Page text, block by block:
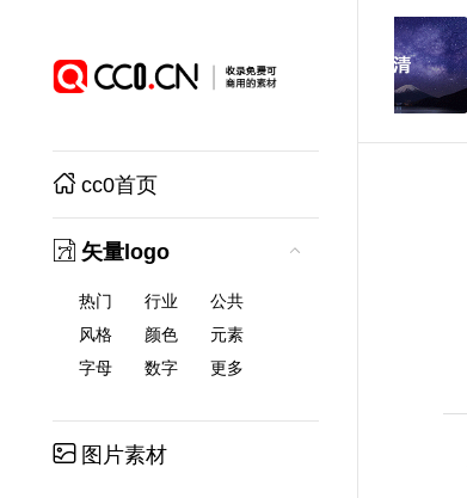
cc0首页
矢量logo
热门 行业
公共
风格
颜色
元素
字母
数字 更多
图片素材